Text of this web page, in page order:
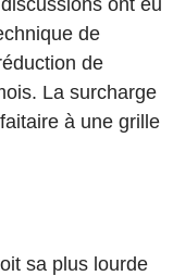
ont eu
de
de
La surcharge
à une grille
sa plus lourde